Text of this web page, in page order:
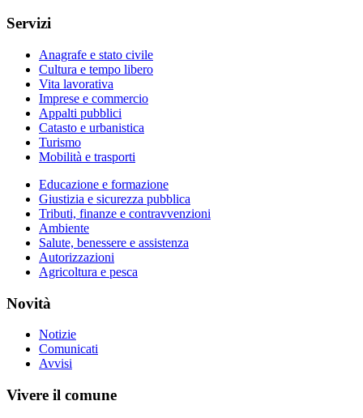
Servizi
Anagrafe e stato civile
Cultura e tempo libero
Vita lavorativa
Imprese e commercio
Appalti pubblici
Catasto e urbanistica
Turismo
Mobilità e trasporti
Educazione e formazione
Giustizia e sicurezza pubblica
Tributi, finanze e contravvenzioni
Ambiente
Salute, benessere e assistenza
Autorizzazioni
Agricoltura e pesca
Novità
Notizie
Comunicati
Avvisi
Vivere il comune